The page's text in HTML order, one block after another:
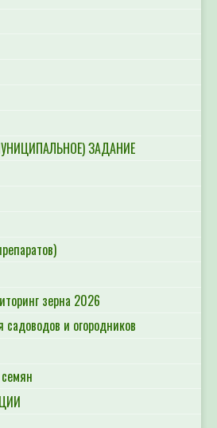
ЗАДАНИЕ
зерна 2026
и огородников